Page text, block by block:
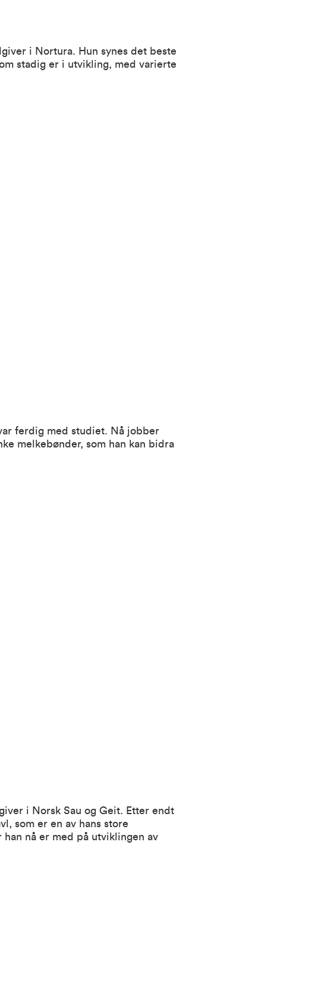
i Nortura. Hun synes det beste
stadig er i utvikling, med varierte
ferdig med studiet. Nå jobber
melkebønder, som han kan bidra
i Norsk Sau og Geit. Etter endt
som er en av hans store
nå er med på utviklingen av